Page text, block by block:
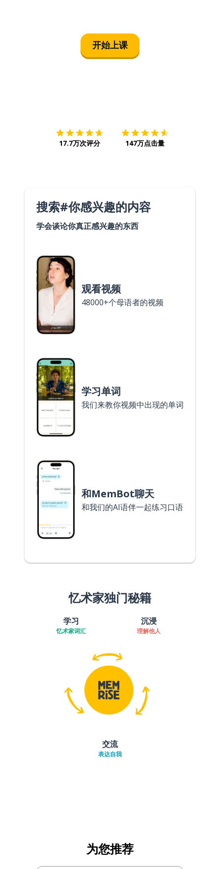
开始上课
17.7万次评分 147万点击量
搜索#你感兴趣的内容
学会谈论你真正感兴趣的东西
观看视频
48000+个母语者的视频
学习单词
我们来教你视频中出现的单词
和MemBot聊天
和我们的AI语伴一起练习口语
忆术家独门秘籍
学习
忆术家词汇
沉浸
理解他人
交流
表达自我
为您推荐